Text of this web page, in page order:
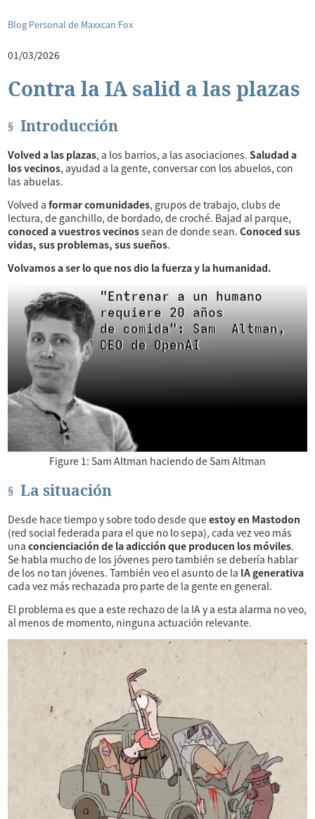
Blog Personal de Maxxcan Fox
01/03/2026
Contra la IA salid a las plazas
Introducción
Volved a las plazas, a los barrios, a las asociaciones.Saludad a
los vecinos, ayudad a la gente, conversar con los abuelos, con
las abuelas.
Volved aformar comunidades, grupos de trabajo, clubs de
lectura, de ganchillo, de bordado, de croché. Bajad al parque,
conoced a vuestros vecinossean de donde sean.Conoced sus
vidas, sus problemas, sus sueños.
Volvamos a ser lo que nos dio la fuerza y la humanidad.
Figure 1: Sam Altman haciendo de Sam Altman
La situación
Desde hace tiempo y sobre todo desde queestoy en Mastodon
(red social federada para el que no lo sepa), cada vez veo más
unaconcienciación de la adicción que producen los móviles.
Se habla mucho de los jóvenes pero también se debería hablar
de los no tan jóvenes. También veo el asunto de la IA generativa
cada vez más rechazada pro parte de la gente en general.
El problema es que a este rechazo de la IA y a esta alarma no veo,
al menos de momento, ninguna actuación relevante.